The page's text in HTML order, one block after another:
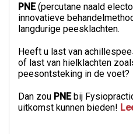
PNE(percutane naald
innovatieve
langdurige peesklachten.
Heeft u last van
of last van hielklachten
peesontsteking in de voet?
Dan zou PNEbij
uitkomst kunnen bieden!